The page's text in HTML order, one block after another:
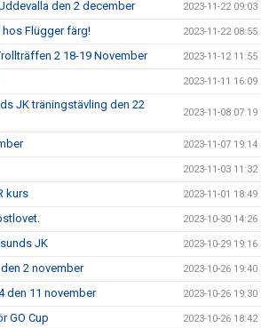
den 2 december 2023-11-22 09:03
Flügger färg! 2023-11-22 08:55
2 18-19 November 2023-11-12 11:55
2023-11-11 16:09
JK träningstävling den 22
2023-11-08 07:19
2023-11-07 19:14
2023-11-03 11:32
kurs 2023-11-01 18:49
2023-10-30 14:26
JK 2023-10-29 19:16
2 november 2023-10-26 19:40
den 11 november 2023-10-26 19:30
GO Cup 2023-10-26 18:42